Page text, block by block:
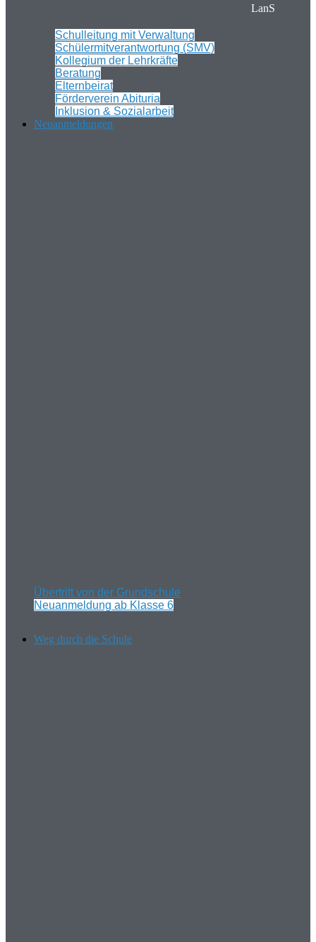
LanS
Schulleitung mit Verwaltung
Schülermitverantwortung (SMV)
Kollegium der Lehrkräfte
Beratung
Elternbeirat
Förderverein Abituria
Inklusion & Sozialarbeit
Neuanmeldungen
Übertritt von der Grundschule
Neuanmeldung ab Klasse 6
Weg durch die Schule